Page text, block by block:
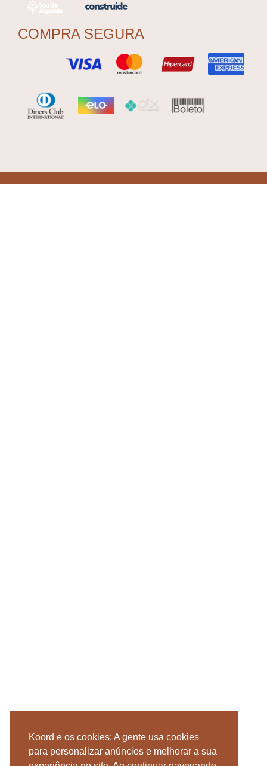
COMPRA SEGURA
Koord e os cookies: A gente usa cookies
para personalizar anúncios e melhorar a sua